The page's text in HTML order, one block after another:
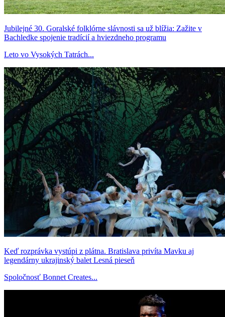
Jubilejné 30. Goralské folklórne slávnosti sa už blížia: Zažite v
Bachledke spojenie tradícií a hviezdneho programu
Leto vo Vysokých Tatrách...
Keď rozprávka vystúpi z plátna. Bratislava privíta Mavku aj
legendárny ukrajinský balet Lesná pieseň
Spoločnosť Bonnet Creates...